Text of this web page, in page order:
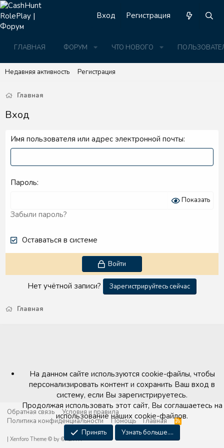
Вход Регистрация
ГЛАВНАЯ ФОРУМ ЧТО НОВОГО
Недавняя активность Регистрация
Главная
Вход
Имя пользователя или адрес электронной почты
Пароль
Показать
Забыли пароль?
Оставаться в системе
Войти
Нет учётной записи? Зарегистрируйтесь сейчас
Главная
Обратная связь
Условия и правила
Политика конфиденциальности
Помощь Главная
R
S
Xenforo Theme © by ©XenTR
На данном сайте используются cookie-файлы, чтобы
персонализировать контент и сохранить Ваш вход в
систему, если Вы зарегистрируетесь.
Продолжая использовать этот сайт, Вы соглашаетесь на
использование наших cookie-файлов.
Принять Узнать больше....